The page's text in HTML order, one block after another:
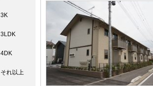
3K
3LDK
4DK
それ以上